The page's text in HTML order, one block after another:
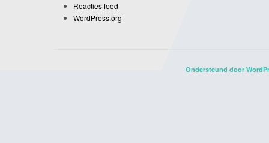
Reacties feed
WordPress.org
Ondersteund door